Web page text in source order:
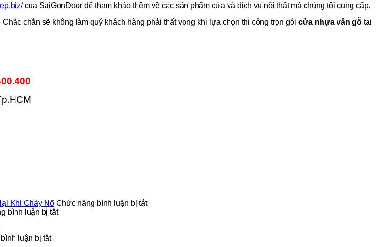
của SaiGonDoor để tham khảo thêm về các sản phẩm cửa và dịch vụ nội thất mà chúng tôi cung cấp.
chắn sẽ không làm quý khách hàng phải thất vọng khi lựa chọn thi công trọn gói cửa nhựa vân gỗ tại
Khi Cháy Nổ Chức năng bình luận bị tắtở
bình luận bị tắtở
ở
Phân luận bị tắtở